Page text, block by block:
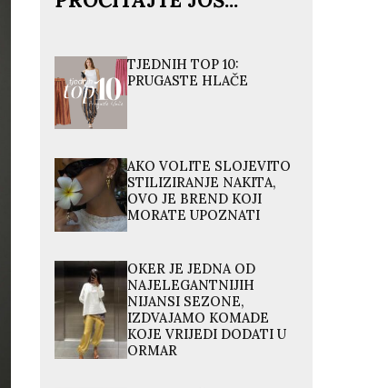
TJEDNIH TOP 10:
PRUGASTE HLAČE
AKO VOLITE SLOJEVITO
STILIZIRANJE NAKITA,
OVO JE BREND KOJI
MORATE UPOZNATI
OKER JE JEDNA OD
NAJELEGANTNIJIH
NIJANSI SEZONE,
IZDVAJAMO KOMADE
KOJE VRIJEDI DODATI U
ORMAR